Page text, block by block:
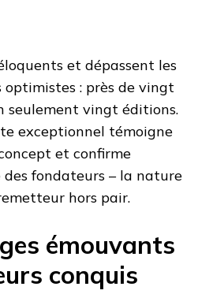
et dépassent les
: près de vingt
seulement vingt éditions.
exceptionnel témoigne
et confirme
fondateurs – la nature
hors pair.
émouvants
conquis